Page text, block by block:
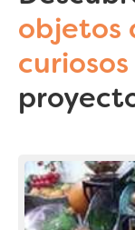
objetos
curiosos